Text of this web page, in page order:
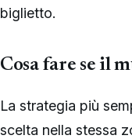
biglietto.
Cosa fare se il
La strategia più
scelta nella stessa